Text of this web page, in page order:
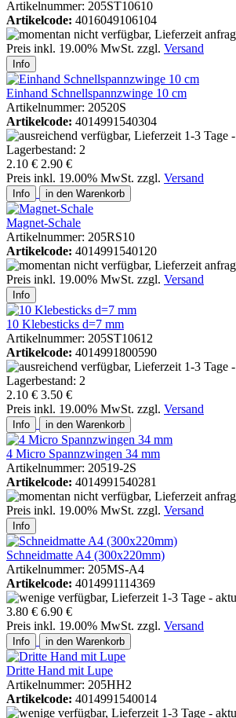
Artikelnummer: 205ST10610
Artikelcode: 4016049106104
Preis inkl. 19.00% MwSt. zzgl. Versand
Info
Einhand Schnellspannzwinge 10 cm
Artikelnummer: 20520S
Artikelcode: 4014991540304
2.10 € 2.90 €
Preis inkl. 19.00% MwSt. zzgl. Versand
Info in den Warenkorb
Magnet-Schale
Artikelnummer: 205RS10
Artikelcode: 4014991540120
Preis inkl. 19.00% MwSt. zzgl. Versand
Info
10 Klebesticks d=7 mm
Artikelnummer: 205ST10612
Artikelcode: 4014991800590
2.10 € 3.50 €
Preis inkl. 19.00% MwSt. zzgl. Versand
Info in den Warenkorb
4 Micro Spannzwingen 34 mm
Artikelnummer: 20519-2S
Artikelcode: 4014991540281
Preis inkl. 19.00% MwSt. zzgl. Versand
Info
Schneidmatte A4 (300x220mm)
Artikelnummer: 205MS-A4
Artikelcode: 4014991114369
3.80 € 6.90 €
Preis inkl. 19.00% MwSt. zzgl. Versand
Info in den Warenkorb
Dritte Hand mit Lupe
Artikelnummer: 205HH2
Artikelcode: 4014991540014